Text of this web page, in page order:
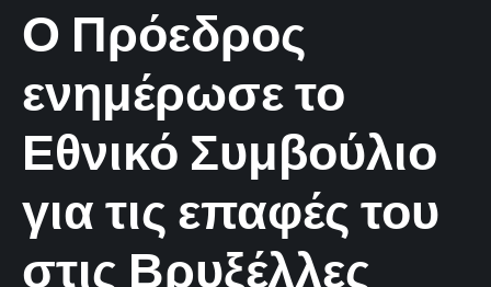
Ο Πρόεδρος
ενημέρωσε το
Εθνικό Συμβούλιο
για τις επαφές του
στις Βρυξέλλες